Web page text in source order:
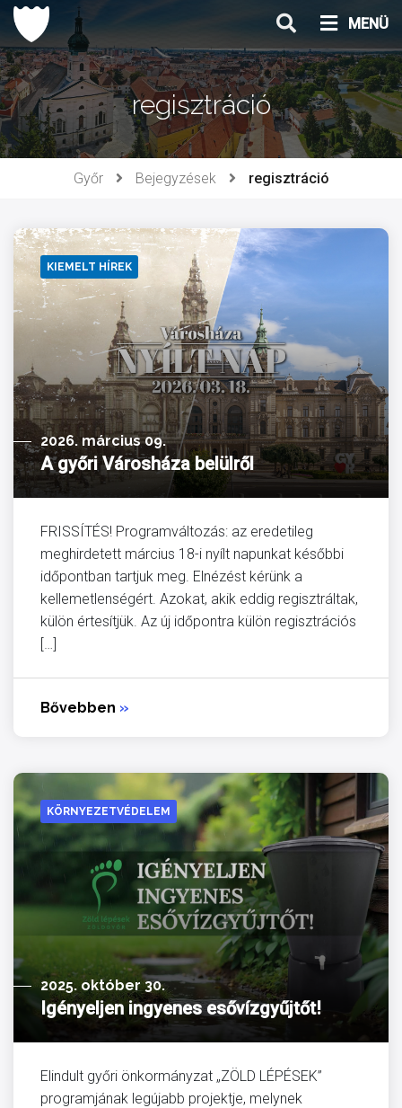
Ugrás
tartalomhoz
MENÜ
regisztráció
Győr Bejegyzések regisztráció
KIEMELT HÍREK
2026. március 09.
A győri Városháza belülről
FRISSÍTÉS! Programváltozás: az eredetileg
meghirdetett március 18-i nyílt napunkat későbbi
időpontban tartjuk meg. Elnézést kérünk a
kellemetlenségért. Azokat, akik eddig regisztráltak,
külön értesítjük. Az új időpontra külön regisztrációs
[…]
Bővebben »
KÖRNYEZETVÉDELEM
2025. október 30.
Igényeljen ingyenes esővízgyűjtőt!
Elindult győri önkormányzat „ZÖLD LÉPÉSEK”
programjának legújabb projektje, melynek